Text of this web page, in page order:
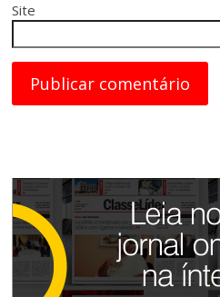
Site